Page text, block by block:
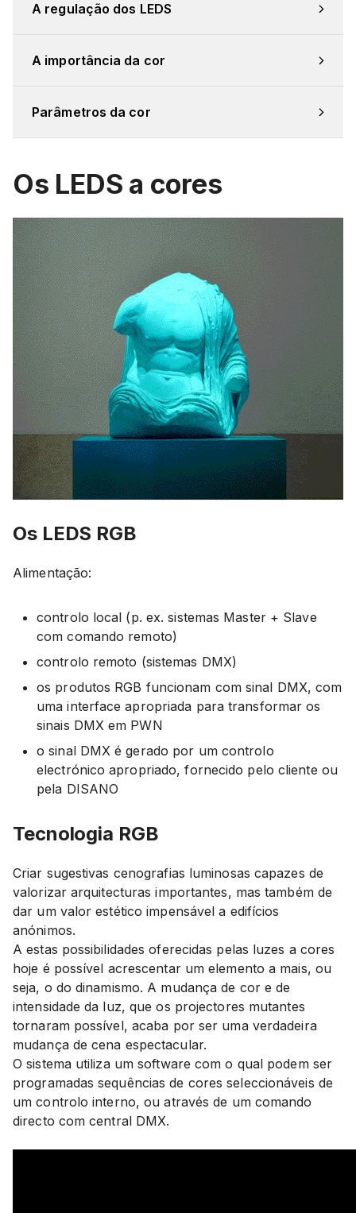
A regulação dos LEDS
A importância da cor
Parâmetros da cor
Os LEDS a cores
Os LEDS RGB
Alimentação:
controlo local (p. ex. sistemas Master + Slave
com comando remoto)
controlo remoto (sistemas DMX)
os produtos RGB funcionam com sinal DMX, com
uma interface apropriada para transformar os
sinais DMX em PWN
o sinal DMX é gerado por um controlo
electrónico apropriado, fornecido pelo cliente ou
pela DISANO
Tecnologia RGB
Criar sugestivas cenografias luminosas capazes de
valorizar arquitecturas importantes, mas também de
dar um valor estético impensável a edifícios
anónimos.
A estas possibilidades oferecidas pelas luzes a cores
hoje é possível acrescentar um elemento a mais, ou
seja, o do dinamismo. A mudança de cor e de
intensidade da luz, que os projectores mutantes
tornaram possível, acaba por ser uma verdadeira
mudança de cena espectacular.
O sistema utiliza um software com o qual podem ser
programadas sequências de cores seleccionáveis de
um controlo interno, ou através de um comando
directo com central DMX.